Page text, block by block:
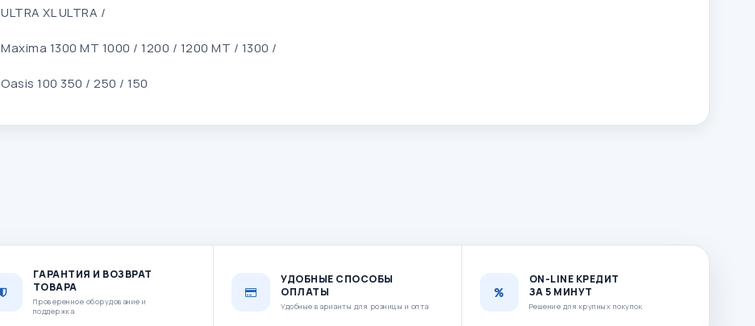
ULTRA XL ULTRA /
Maxima 1300 MT 1000 / 1200 / 1200 MT / 1300 /
Oasis 100 350 / 250 / 150
ГАРАНТИЯ И ВОЗВРАТ
ТОВАРА
Проверенное оборудование и
поддержка
УДОБНЫЕ СПОСОБЫ
ОПЛАТЫ
Удобные варианты для розницы и опта
ON-LINE КРЕДИТ
ЗА 5 МИНУТ
Решение для крупных покупок